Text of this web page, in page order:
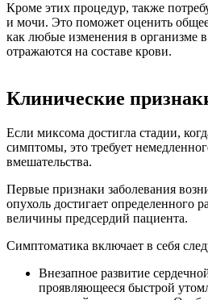
Кроме этих процедур, также
и мочи. Это поможет оценить
как любые изменения в организме
отражаются на составе крови.
Клинические
Если миксома достигла стадии,
симптомы, это требует
вмешательства.
Первые признаки заболевания
опухоль достигает определенного
величины предсердий пациента.
Симптоматика включает в себя
Внезапное развитие
проявляющееся быстрой